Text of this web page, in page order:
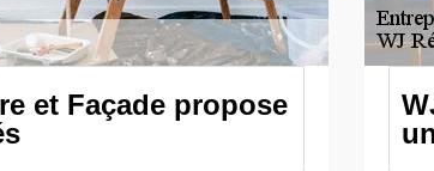
et Façade propose